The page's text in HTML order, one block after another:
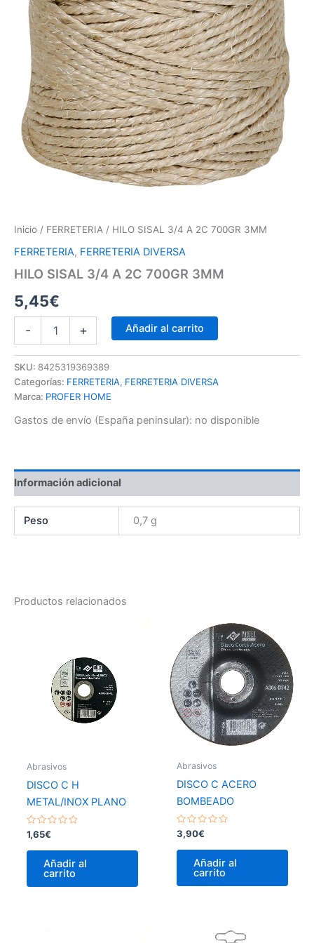
Inicio / FERRETERIA / HILO SISAL 3/4 A 2C 700GR 3MM
FERRETERIA, FERRETERIA DIVERSA
HILO SISAL 3/4 A 2C 700GR 3MM
5,45€
- + Añadir al carrito
SKU: 8425319369389
Categorías: FERRETERIA, FERRETERIA DIVERSA
Marca: PROFER HOME
Gastos de envío (España peninsular): no disponible
Información adicional
Peso 0,7 g
Productos relacionados
Abrasivos
DISCO C H
METAL/INOX PLANO
Valorado
con
0
1,65€
Añadir al
carrito
Abrasivos
DISCO C ACERO
BOMBEADO
Valorado
con
0
3,90€
Añadir al
carrito